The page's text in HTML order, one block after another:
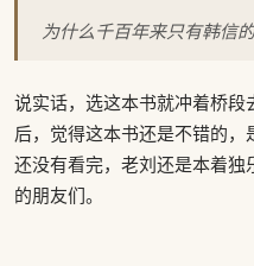
为什么千百年来只有韩信
说实话，选这本书就冲着桥段
后，觉得这本书还是不错的
还没有看完，老刘还是本着
的朋友们。